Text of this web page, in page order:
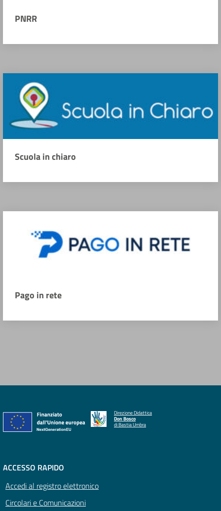
PNRR
Scuola in chiaro
Pago in rete
Direzione Didattica
Don Bosco
di Bastia Umbra
ACCESSO RAPIDO
Accedi al registro elettronico
Circolari e Comunicazioni